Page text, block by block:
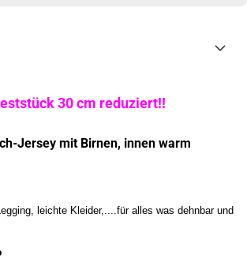
30 cm reduziert!!
Jersey mit Birnen, innen warm
leichte Kleider,....für alles was dehnbar und